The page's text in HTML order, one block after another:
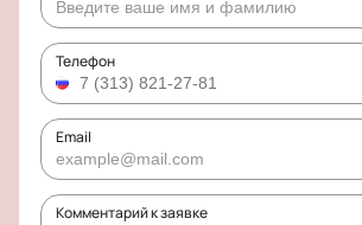
Телефон
Email
Комментарий к заявке